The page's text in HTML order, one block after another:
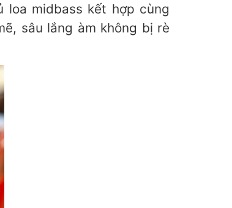
loa midbass kết hợp cùng
sâu lắng àm không bị rè